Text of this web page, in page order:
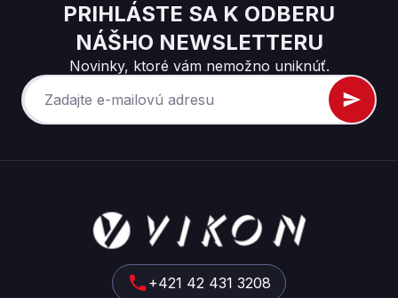
PRIHLÁSTE SA K ODBERU
NÁŠHO NEWSLETTERU
Novinky, ktoré vám nemožno uniknúť.
+421 42 431 3208